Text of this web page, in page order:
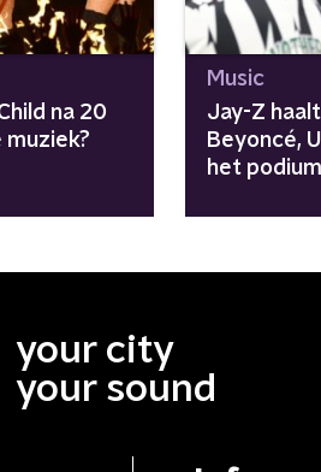
na 20
Music
Jay-Z haalt
Beyoncé,
het
your city
your sound